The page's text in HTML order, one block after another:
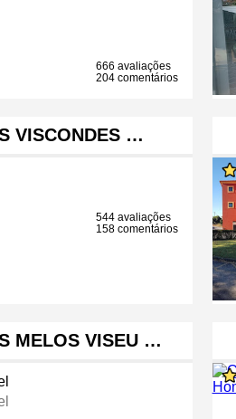
666 avaliações
204 comentários
VISCONDES …
544 avaliações
158 comentários
MELOS VISEU …